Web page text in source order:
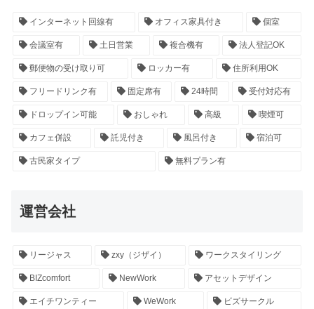
インターネット回線有 オフィス家具付き 個室
会議室有 土日営業 複合機有 法人登記OK
郵便物の受け取り可 ロッカー有 住所利用OK
フリードリンク有 固定席有 24時間 受付対応有
ドロップイン可能 おしゃれ 高級 喫煙可
カフェ併設 託児付き 風呂付き 宿泊可
古民家タイプ 無料プラン有
運営会社
リージャス zxy（ジザイ） ワークスタイリング
BIZcomfort NewWork アセットデザイン
エイチワンティー WeWork ビズサークル